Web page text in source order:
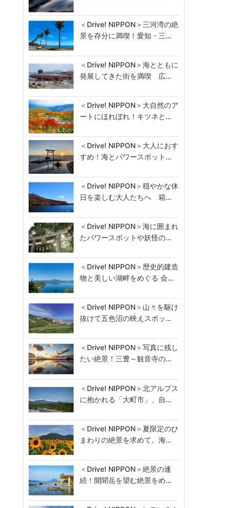
＜Drive! NIPPON＞三河湾の絶
景を存分に満喫！愛知・三…
＜Drive! NIPPON＞海とともに
発展してきた街を満喫 広…
＜Drive! NIPPON＞大自然のア
ートにほれぼれ！キツネと…
＜Drive! NIPPON＞大人におす
すめ！海とパワースポット…
＜Drive! NIPPON＞穏やかな休
日を楽しむ大人たちへ 箱…
＜Drive! NIPPON＞海に囲まれ
たパワースポットや妖怪の…
＜Drive! NIPPON＞歴史的建造
物と美しい湖畔をめぐる 会…
＜Drive! NIPPON＞山々を駆け
抜けて五色沼の映えスポッ…
＜Drive! NIPPON＞写真に残し
たい絶景！三豊～観音寺の…
＜Drive! NIPPON＞北アルプス
に抱かれる「大町市」、自…
＜Drive! NIPPON＞夏限定のひ
まわりの絶景を求めて。海…
＜Drive! NIPPON＞絶景の連
続！開聞岳を望む絶景をめ…